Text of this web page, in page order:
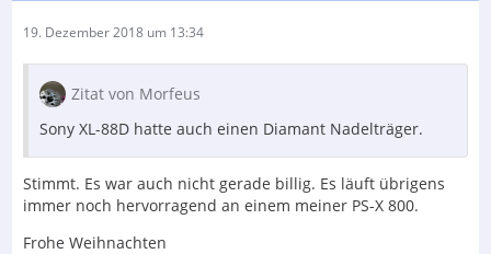
19. Dezember 2018 um 13:34
Zitat von Morfeus
Sony XL-88D hatte auch einen Diamant Nadelträger.
Stimmt. Es war auch nicht gerade billig. Es läuft übrigens
immer noch hervorragend an einem meiner PS-X 800.
Frohe Weihnachten